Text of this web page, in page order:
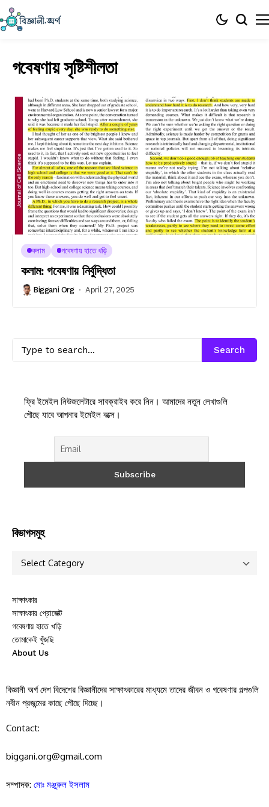
গবেষণায় সৃষ্টিশীলতা
কলাম গবেষণায় হাতে খড়ি
কলাম: গবেষণায় নির্বুদ্ধিতা
Biggani Org April 27, 2025
Search
ফ্রি ইমেইল নিউজলেটারে সাবক্রাইব করে নিন। আমাদের নতুন লেখাগুলি
পৌছে যাবে আপনার ইমেইল বক্সে।
বিভাগসমুহ
সাক্ষাৎকার
সাক্ষাৎকার প্রোজেক্ট
গবেষণায় হাতে খড়ি
তোমাকেই খুঁজছি
About Us
বিজ্ঞানী অর্গ দেশ বিদেশের বিজ্ঞানীদের সাক্ষাৎকারের মাধ্যমে তাদের জীবন ও গবেষণার গল্পগুলি
নবীন প্রজন্মের কাছে পৌছে দিচ্ছে।
Contact:
biggani.org@gmail.com
সম্পাদক: মোঃ মঞ্জুরুল ইসলাম